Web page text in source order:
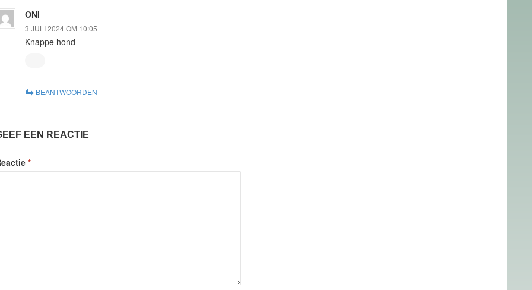
ONI
3 JULI 2024 OM 10:05
Knappe hond
BEANTWOORDEN
EEN REACTIE
*